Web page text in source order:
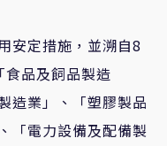
安定措施，並溯自8
食品及飼品製造
造業」、「塑膠製品
「電力設備及配備製